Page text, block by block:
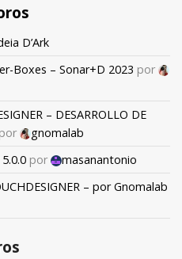
D’Ark
Boxes – Sonar+D 2023 por
– DESARROLLO DE
por
gnomalab
por
masanantonio
– por Gnomalab